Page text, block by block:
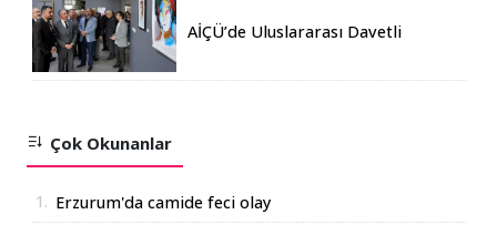
AİÇÜ’de Uluslararası Davetli
Çok Okunanlar
1. Erzurum'da camide feci olay